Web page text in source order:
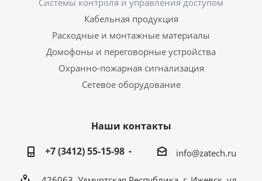
Системы контроля и управления доступом
Кабельная продукция
Расходные и монтажные материалы
Домофоны и переговорные устройства
Охранно-пожарная сигнализация
Сетевое оборудование
Наши контакты
+7 (3412) 55-15-98
info@zatech.ru